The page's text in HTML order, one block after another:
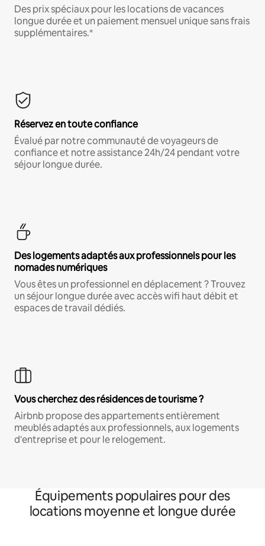
Des prix spéciaux pour les locations de vacances
longue durée et un paiement mensuel unique sans frais
supplémentaires.*
Réservez en toute confiance
Évalué par notre communauté de voyageurs de
confiance et notre assistance 24h/24 pendant votre
séjour longue durée.
Des logements adaptés aux professionnels pour les
nomades numériques
Vous êtes un professionnel en déplacement ? Trouvez
un séjour longue durée avec accès wifi haut débit et
espaces de travail dédiés.
Vous cherchez des résidences de tourisme ?
Airbnb propose des appartements entièrement
meublés adaptés aux professionnels, aux logements
d'entreprise et pour le relogement.
Équipements populaires pour des
locations moyenne et longue durée